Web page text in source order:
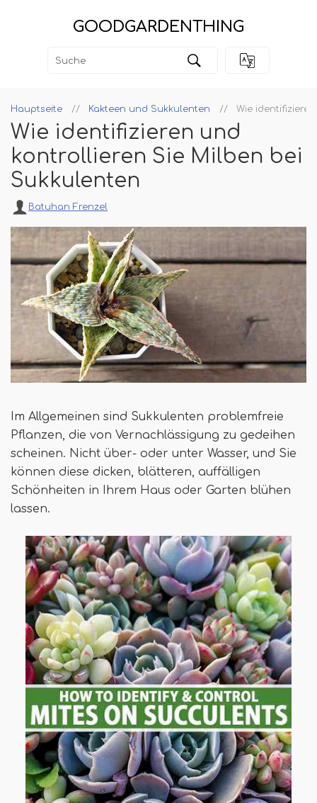
GOODGARDENTHING
Hauptseite Kakteen und Sukkulenten Wie
Wie identifizieren und
kontrollieren Sie Milben bei
Sukkulenten
Batuhan Frenzel
Im Allgemeinen sind Sukkulenten problemfreie
Pflanzen, die von Vernachlässigung zu gedeihen
scheinen. Nicht über- oder unter Wasser, und Sie
können diese dicken, blätteren, auffälligen
Schönheiten in Ihrem Haus oder Garten blühen
lassen.